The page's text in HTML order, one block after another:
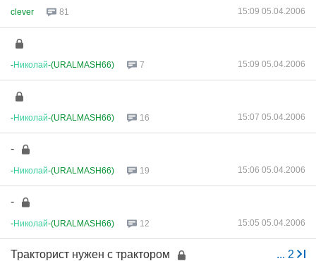
clever 81 15:09 05.04.2006
-Николай-(URALMASH66) 7 15:09 05.04.2006
-Николай-(URALMASH66) 16 15:07 05.04.2006
-
-Николай-(URALMASH66) 19 15:06 05.04.2006
-
-Николай-(URALMASH66) 12 15:05 05.04.2006
... 2
Тракторист нужен с трактором